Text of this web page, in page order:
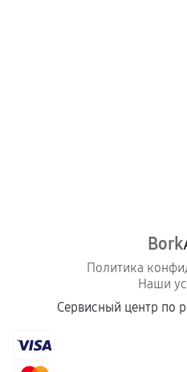
Bork
Политика
Наши
Сервисный центр по